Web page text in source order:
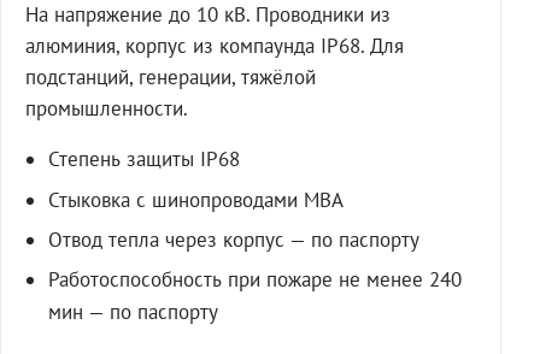
На напряжение до 10 кВ. Проводники из
алюминия, корпус из компаунда IP68. Для
подстанций, генерации, тяжёлой
промышленности.
Степень защиты IP68
Стыковка с шинопроводами МВА
Отвод тепла через корпус — по паспорту
Работоспособность при пожаре не менее 240
мин — по паспорту